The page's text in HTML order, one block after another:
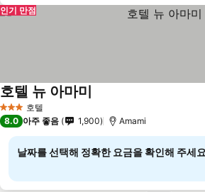
인기 만점
3 성급 호텔
호텔 뉴 아마미
8.0 아주 좋음 1,900 Amami
날짜를 선택해 정확한 요금을 확인해 주세